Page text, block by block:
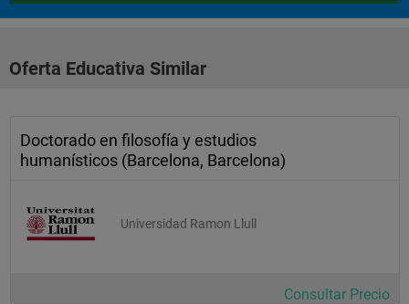
Oferta Educativa Similar
Doctorado en filosofía y estudios
humanísticos (Barcelona, Barcelona)
Universidad Ramon Llull
Consultar Precio